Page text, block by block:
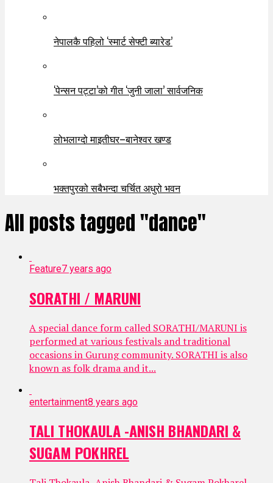
नेपालकै पहिलो ‘स्मार्ट सेफ्टी ब्यारेड’
‘पेन्सन पट्टा’को गीत ‘जुनी जाला’ सार्वजनिक
लोभलाग्दो माइतीघर–बानेश्वर खण्ड
भक्तपुरको सबैभन्दा चर्चित अधुरो भवन
All posts tagged "dance"
Feature7 years ago
SORATHI / MARUNI
A special dance form called SORATHI/MARUNI is
performed at various festivals and traditional
occasions in Gurung community. SORATHI is also
known as folk drama and it...
entertainment8 years ago
TALI THOKAULA -ANISH BHANDARI &
SUGAM POKHREL